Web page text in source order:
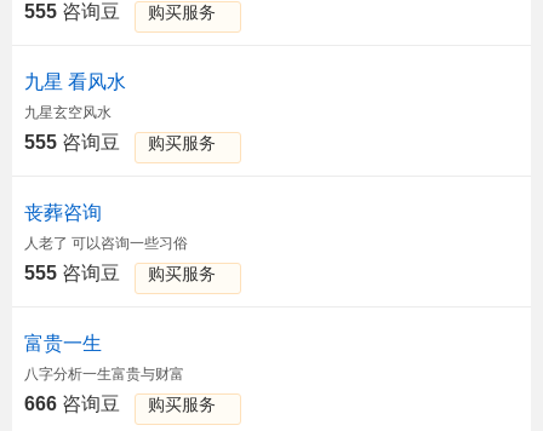
555 咨询豆 购买服务
九星 看风水
九星玄空风水
555 咨询豆 购买服务
丧葬咨询
人老了 可以咨询一些习俗
555 咨询豆 购买服务
富贵一生
八字分析一生富贵与财富
666 咨询豆 购买服务